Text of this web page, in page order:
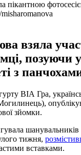
взяла
позуючи
з
ВІА Гра,
зйомки.
тижня,
вставками.